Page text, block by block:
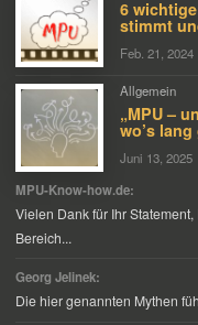
6
stimmt
Feb. 21, 2024
Allgemein
„MPU –
wo’s lang
Juni 13, 2025
MPU-Know-how.de:
Vielen Dank für Ihr
Bereich...
Georg Jelinek:
Die hier genannten Mythen